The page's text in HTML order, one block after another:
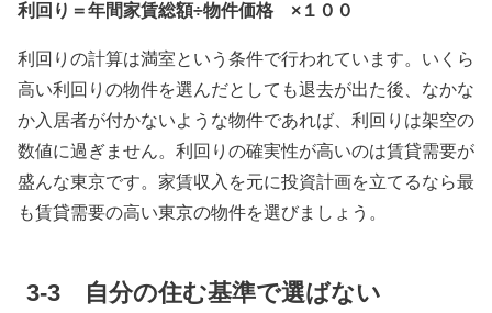
利回り＝年間家賃総額÷物件価格 ×１００
利回りの計算は満室という条件で行われています。いくら
高い利回りの物件を選んだとしても退去が出た後、なかな
か入居者が付かないような物件であれば、利回りは架空の
数値に過ぎません。利回りの確実性が高いのは賃貸需要が
盛んな東京です。家賃収入を元に投資計画を立てるなら最
も賃貸需要の高い東京の物件を選びましょう。
3-3 自分の住む基準で選ばない